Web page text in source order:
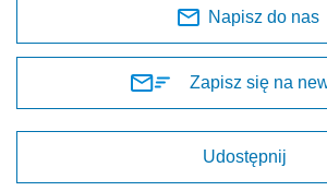
Napisz do nas
Zapisz się na
Udostępnij